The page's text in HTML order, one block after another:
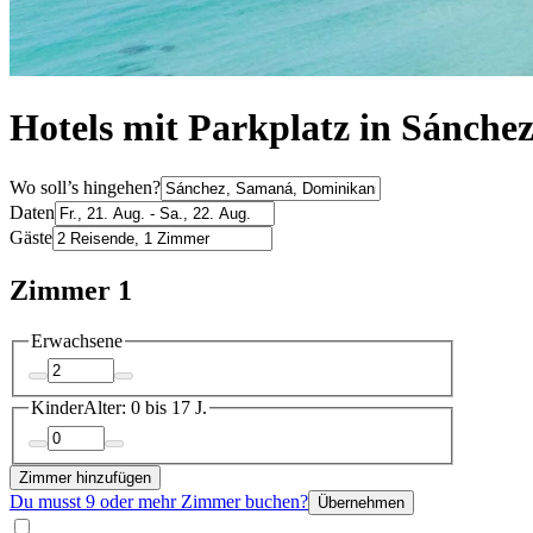
Hotels mit Parkplatz in Sánchez
Wo soll’s hingehen?
Daten
Gäste
Zimmer 1
Erwachsene
KinderAlter: 0 bis 17 J.
Zimmer hinzufügen
Du musst 9 oder mehr Zimmer buchen? Übernehmen